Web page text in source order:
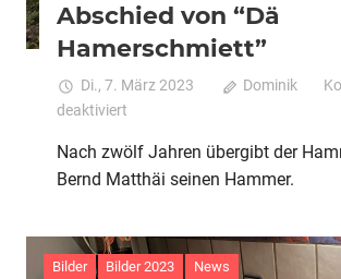
Abschied von “Dä
Hamerschmiett”
Di., 7. März 2023 Dominik
deaktiviert
von
“Dä
Nach zwölf Jahren übergibt der
Bernd Matthäi seinen Hammer.
Bilder Bilder 2023 News